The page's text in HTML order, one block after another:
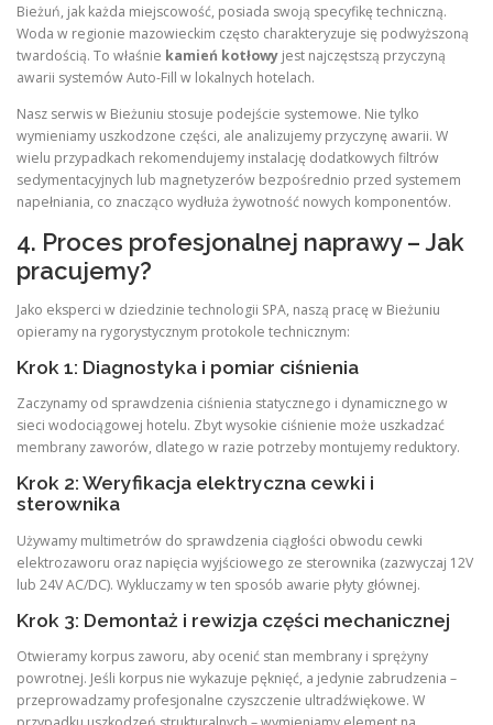
Bieżuń, jak każda miejscowość, posiada swoją specyfikę techniczną.
Woda w regionie mazowieckim często charakteryzuje się podwyższoną
twardością. To właśnie kamień kotłowy jest najczęstszą przyczyną
awarii systemów Auto-Fill w lokalnych hotelach.
Nasz serwis w Bieżuniu stosuje podejście systemowe. Nie tylko
wymieniamy uszkodzone części, ale analizujemy przyczynę awarii. W
wielu przypadkach rekomendujemy instalację dodatkowych filtrów
sedymentacyjnych lub magnetyzerów bezpośrednio przed systemem
napełniania, co znacząco wydłuża żywotność nowych komponentów.
4. Proces profesjonalnej naprawy – Jak
pracujemy?
Jako eksperci w dziedzinie technologii SPA, naszą pracę w Bieżuniu
opieramy na rygorystycznym protokole technicznym:
Krok 1: Diagnostyka i pomiar ciśnienia
Zaczynamy od sprawdzenia ciśnienia statycznego i dynamicznego w
sieci wodociągowej hotelu. Zbyt wysokie ciśnienie może uszkadzać
membrany zaworów, dlatego w razie potrzeby montujemy reduktory.
Krok 2: Weryfikacja elektryczna cewki i
sterownika
Używamy multimetrów do sprawdzenia ciągłości obwodu cewki
elektrozaworu oraz napięcia wyjściowego ze sterownika (zazwyczaj 12V
lub 24V AC/DC). Wykluczamy w ten sposób awarie płyty głównej.
Krok 3: Demontaż i rewizja części mechanicznej
Otwieramy korpus zaworu, aby ocenić stan membrany i sprężyny
powrotnej. Jeśli korpus nie wykazuje pęknięć, a jedynie zabrudzenia –
przeprowadzamy profesjonalne czyszczenie ultradźwiękowe. W